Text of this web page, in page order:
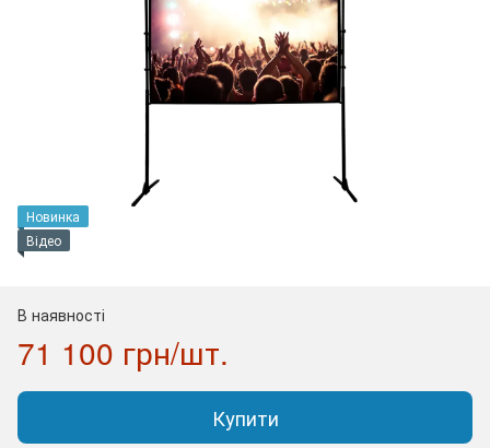
Новинка
Відео
В наявності
71 100 грн/шт.
Купити